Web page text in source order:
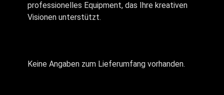
professionelles Equipment, das Ihre kreativen
Visionen unterstützt.
Keine Angaben zum Lieferumfang vorhanden.